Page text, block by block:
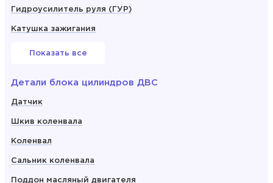
Гидроусилитель руля (ГУР)
Катушка зажигания
Показать все
Детали блока цилиндров ДВС
Датчик
Шкив коленвала
Коленвал
Сальник коленвала
Поддон масляный двигателя